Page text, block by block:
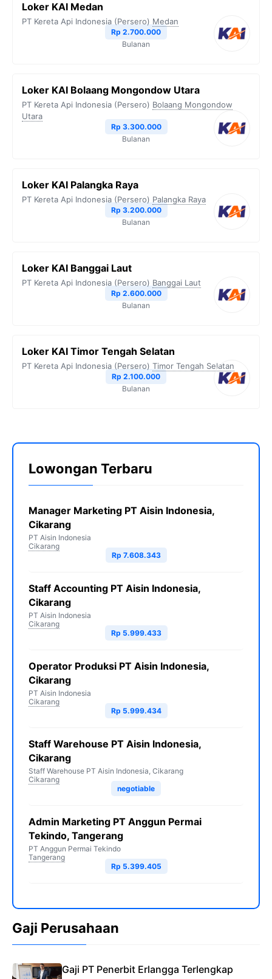
Loker KAI Medan
PT Kereta Api Indonesia (Persero) Medan
Rp 2.700.000
Bulanan
Loker KAI Bolaang Mongondow Utara
PT Kereta Api Indonesia (Persero) Bolaang Mongondow
Utara
Rp 3.300.000
Bulanan
Loker KAI Palangka Raya
PT Kereta Api Indonesia (Persero) Palangka Raya
Rp 3.200.000
Bulanan
Loker KAI Banggai Laut
PT Kereta Api Indonesia (Persero) Banggai Laut
Rp 2.600.000
Bulanan
Loker KAI Timor Tengah Selatan
PT Kereta Api Indonesia (Persero) Timor Tengah Selatan
Rp 2.100.000
Bulanan
Lowongan Terbaru
Manager Marketing PT Aisin Indonesia,
Cikarang
PT Aisin Indonesia
Cikarang
Rp 7.608.343
Staff Accounting PT Aisin Indonesia,
Cikarang
PT Aisin Indonesia
Cikarang
Rp 5.999.433
Operator Produksi PT Aisin Indonesia,
Cikarang
PT Aisin Indonesia
Cikarang
Rp 5.999.434
Staff Warehouse PT Aisin Indonesia,
Cikarang
Staff Warehouse PT Aisin Indonesia, Cikarang
Cikarang
negotiable
Admin Marketing PT Anggun Permai
Tekindo, Tangerang
PT Anggun Permai Tekindo
Tangerang
Rp 5.399.405
Gaji Perusahaan
Gaji PT Penerbit Erlangga Terlengkap